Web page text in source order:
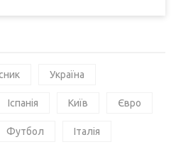
Україна
Іспанія Київ Євро
Футбол Італія